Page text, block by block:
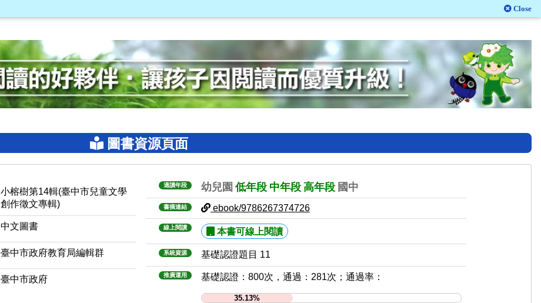
Close
圖書資源頁面
小榕樹第14輯(臺中市兒童文學
創作徵文專輯)
中文圖書
臺中市政府教育局編輯群
臺中市政府
適讀年段 幼兒園 低年段 中年段 高年段 國中
書摘連結 ebook/9786267374726
線上閱讀 本書可線上閱讀
系統資源 基礎認證題目 11
推廣運用 基礎認證：800次，通過：281次；通過率：
35.13%